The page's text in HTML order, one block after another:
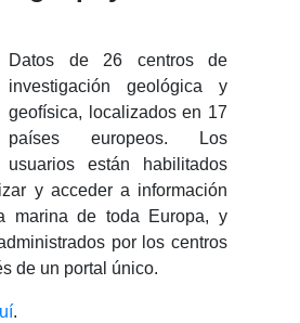
Datos de 26 centros de
investigación geológica y
geofísica, localizados en 17
países europeos. Los
usuarios están habilitados
y acceder a información
marina de toda Europa, y
por los centros
de un portal único.
.